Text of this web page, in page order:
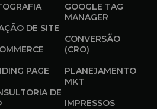
DE SITE
PAGE
DE
GOOGLE TAG
MANAGER
CONVERSÃO
(CRO)
PLANEJAMENTO
MKT
IMPRESSOS